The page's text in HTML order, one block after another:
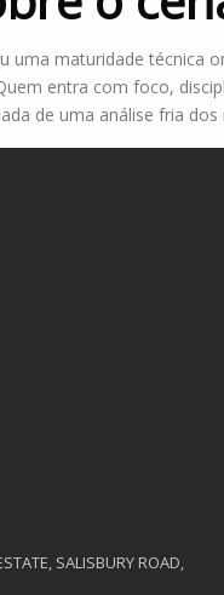
uma maturidade
entra com foco,
de uma análise fria dos
SALISBURY ROAD,